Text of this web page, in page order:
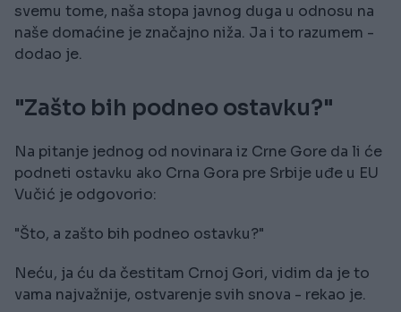
svemu tome, naša stopa javnog duga u odnosu na
naše domaćine je značajno niža. Ja i to razumem -
dodao je.
"Zašto bih podneo ostavku?"
Na pitanje jednog od novinara iz Crne Gore da li će
podneti ostavku ako Crna Gora pre Srbije uđe u EU
Vučić je odgovorio:
"Što, a zašto bih podneo ostavku?"
Neću, ja ću da čestitam Crnoj Gori, vidim da je to
vama najvažnije, ostvarenje svih snova - rekao je.